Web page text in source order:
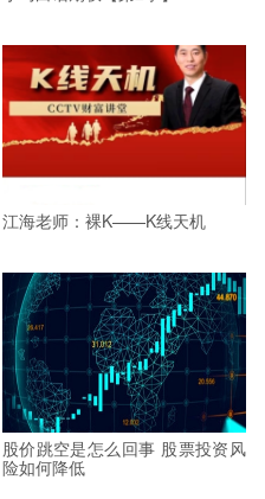
江海老师：裸K——K线天机
股价跳空是怎么回事 股票投资风
险如何降低